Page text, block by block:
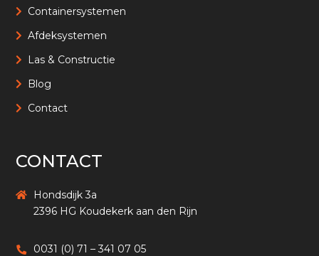
Containersystemen
Afdeksystemen
Las & Constructie
Blog
Contact
CONTACT
Hondsdijk 3a
2396 HG Koudekerk aan den Rijn
0031 (0) 71 – 341 07 05